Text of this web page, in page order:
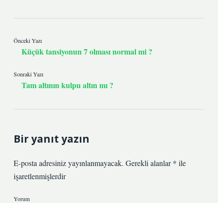
Önceki Yazı
Küçük tansiyonun 7 olması normal mi ?
Sonraki Yazı
Tam altının kulpu altın mı ?
Bir yanıt yazın
E-posta adresiniz yayınlanmayacak. Gerekli alanlar* ile
işaretlenmişlerdir
Yorum